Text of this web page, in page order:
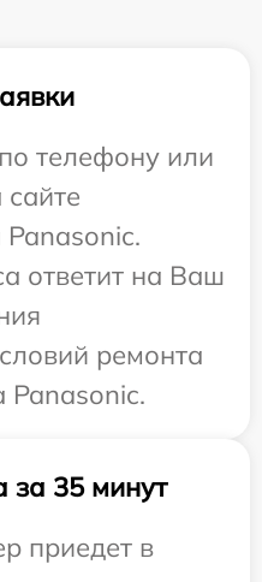
телефону или
сайте
Panasonic.
ответит на Ваш
ремонта
Panasonic.
за 35 минут
приедет в